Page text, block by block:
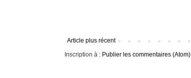
Article plus récent
Inscription à : Publier les commentaires (Atom)